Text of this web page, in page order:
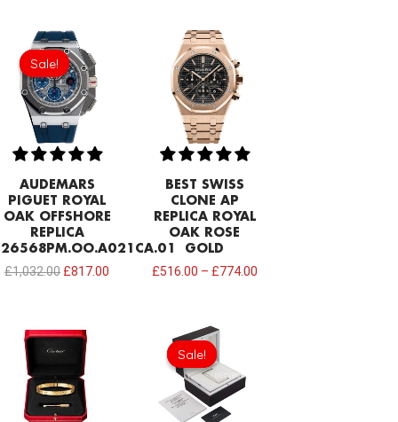
Sale!
Sale!
AUDEMARS
PIGUET ROYAL
OAK OFFSHORE
REPLICA
26568PM.OO.A021CA.01
£1,032.00
Original
price
was:
£1,032.00.
£817.00
BEST SWISS
CLONE AP
REPLICA ROYAL
OAK ROSE
GOLD
£516.00 – £774.00
Sale!
Sale!
Original
price
was:
£81.70.£60.20.